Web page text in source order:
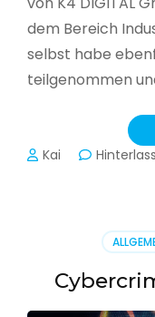
dem Bereich
selbst habe
teilgenommen
Kai